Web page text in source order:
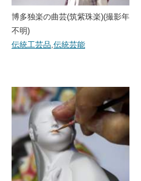
博多独楽の曲芸(筑紫珠楽)(撮影年
不明)
伝統工芸品,伝統芸能